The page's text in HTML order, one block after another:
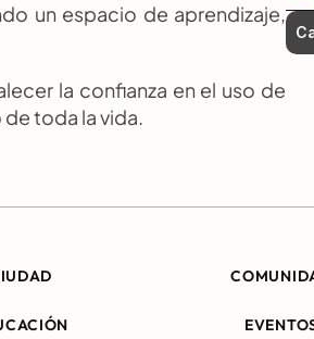
un espacio de aprendizaje,
la confianza en el uso de
toda la vida.